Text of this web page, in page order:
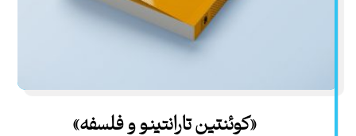
«کوئنتین تارانتینو و فلسفه»